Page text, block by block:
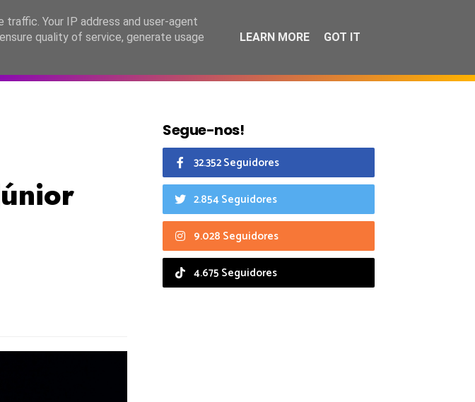
LANÇAMENTOS ESPECIAIS CALENDÁRIO
Segue-nos!
32.352 Seguidores
2.854 Seguidores
9.028 Seguidores
4.675 Seguidores
Your IP address and user-agent
quality of service, generate usage
LEARN MORE GOT IT